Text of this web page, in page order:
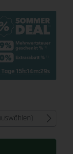
Tage 15h:14m:28s